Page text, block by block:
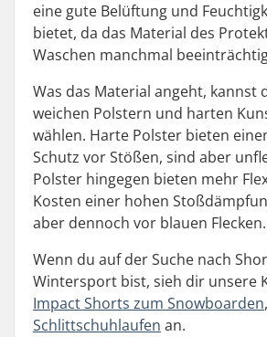
eine gute Belüftung und
bietet, da das Material des
Waschen manchmal
Was das Material angeht, kannst
weichen Polstern und harten
wählen. Harte Polster bieten
Schutz vor Stößen, sind aber
Polster hingegen bieten mehr
Kosten einer hohen
aber dennoch vor blauen Flecken.
Wenn du auf der Suche nach
Wintersport bist, sieh dir unsere
Impact Shorts zum Snowboarden,
Schlittschuhlaufen an.